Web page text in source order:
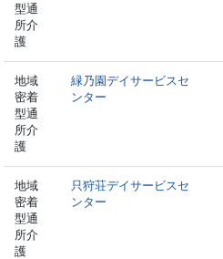
型通
所介
護
地域
密着
型通
所介
護
緑乃園デイサービスセ
ンター
地域
密着
型通
所介
護
只狩荘デイサービスセ
ンター